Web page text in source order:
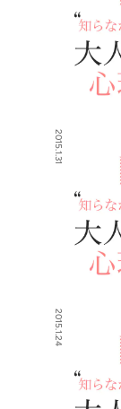
2015.1.31
2015.1.24